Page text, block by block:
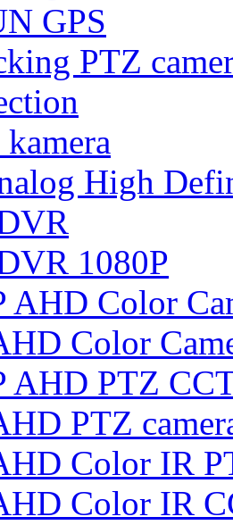
GPS
PTZ
High
1080P
AHD Color
Color
AHD PTZ
PTZ
Color IR
Color IR